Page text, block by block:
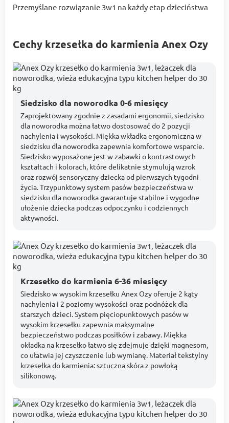
Przemyślane rozwiązanie 3w1 na każdy etap dzieciństwa
Cechy krzesełka do karmienia Anex Ozy
Siedzisko dla noworodka 0-6 miesięcy
Zaprojektowany zgodnie z zasadami ergonomii, siedzisko
dla noworodka można łatwo dostosować do 2 pozycji
nachylenia i wysokości. Miękka wkładka ergonomiczna w
siedzisku dla noworodka zapewnia komfortowe wsparcie.
Siedzisko wyposażone jest w zabawki o kontrastowych
kształtach i kolorach, które delikatnie stymulują wzrok
oraz rozwój sensoryczny dziecka od pierwszych tygodni
życia. Trzypunktowy system pasów bezpieczeństwa w
siedzisku dla noworodka gwarantuje stabilne i wygodne
ułożenie dziecka podczas odpoczynku i codziennych
aktywności.
Krzesełko do karmienia 6-36 miesięcy
Siedzisko w wysokim krzesełku Anex Ozy oferuje 2 kąty
nachylenia i 2 poziomy wysokości oraz podnóżek dla
starszych dzieci. System pięciopunktowych pasów w
wysokim krzesełku zapewnia maksymalne
bezpieczeństwo podczas posiłków i zabawy. Miękka
okładka na krzesełko łatwo się zdejmuje dzięki magnesom,
co ułatwia jej czyszczenie lub wymianę. Materiał tekstylny
krzesełka do karmienia: sztuczna skóra z powłoką
silikonową.